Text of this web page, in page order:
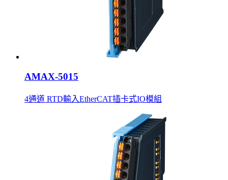
AMAX-5015
4通道 RTD輸入EtherCAT插卡式IO模組